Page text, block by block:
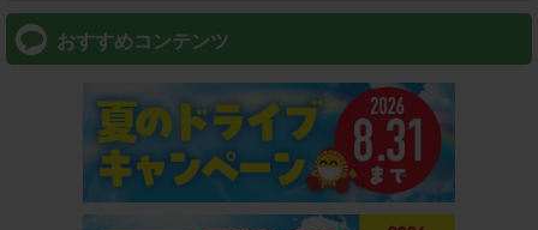
おすすめコンテンツ